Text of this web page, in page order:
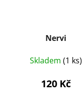
Nervi
Skladem (1 ks)
120 Kč